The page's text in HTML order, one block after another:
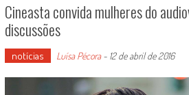
Cineasta convida mulheres do
discussões
notícias Luísa Pécora- 12 de abril de 2016